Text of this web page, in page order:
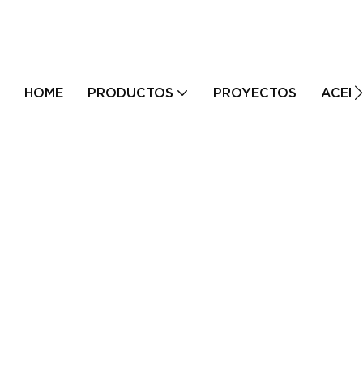
HOME PRODUCTOS PROYECTOS